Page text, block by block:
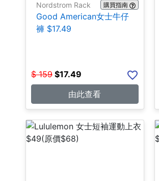
Nordstrom Rack 購買指南
Good American女士牛仔
褲 $17.49
$ 159 $17.49
由此查看